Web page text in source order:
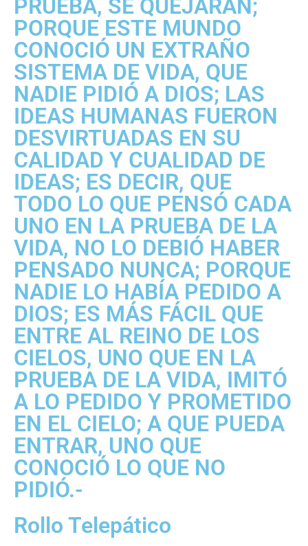
PRUEBA, SE QUEJARÁN;
PORQUE ESTE MUNDO
CONOCIÓ UN EXTRAÑO
SISTEMA DE VIDA, QUE
NADIE PIDIÓ A DIOS; LAS
IDEAS HUMANAS FUERON
DESVIRTUADAS EN SU
CALIDAD Y CUALIDAD DE
IDEAS; ES DECIR, QUE
TODO LO QUE PENSÓ CADA
UNO EN LA PRUEBA DE LA
VIDA, NO LO DEBIÓ HABER
PENSADO NUNCA; PORQUE
NADIE LO HABÍA PEDIDO A
DIOS; ES MÁS FÁCIL QUE
ENTRE AL REINO DE LOS
CIELOS, UNO QUE EN LA
PRUEBA DE LA VIDA, IMITÓ
A LO PEDIDO Y PROMETIDO
EN EL CIELO; A QUE PUEDA
ENTRAR, UNO QUE
CONOCIÓ LO QUE NO
PIDIÓ.-
Rollo Telepático